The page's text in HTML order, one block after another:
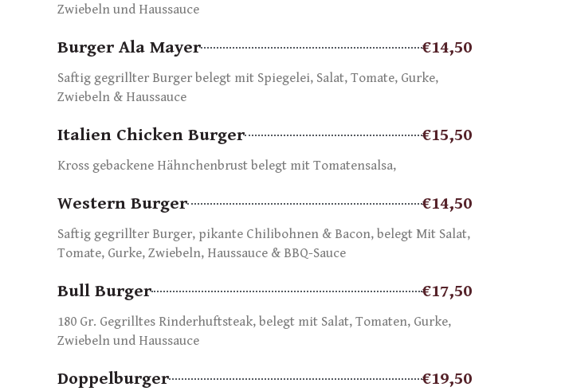
Zwiebeln und Haussauce
Burger Ala Mayer €14,50
Saftig gegrillter Burger belegt mit Spiegelei, Salat, Tomate, Gurke,
Zwiebeln & Haussauce
Italien Chicken Burger €15,50
Kross gebackene Hähnchenbrust belegt mit Tomatensalsa,
Western Burger €14,50
Saftig gegrillter Burger, pikante Chilibohnen & Bacon, belegt Mit Salat,
Tomate, Gurke, Zwiebeln, Haussauce & BBQ-Sauce
Bull Burger €17,50
180 Gr. Gegrilltes Rinderhuftsteak, belegt mit Salat, Tomaten, Gurke,
Zwiebeln und Haussauce
Doppelburger €19,50